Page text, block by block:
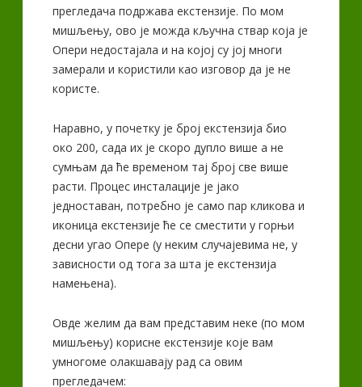
прегледача подржава екстензије. По мом
мишљењу, ово је можда кључна ствар која је
Опери недостајала и на којој су јој многи
замерали и користили као изговор да је не
користе.
Наравно, у почетку је број екстензија био
око 200, сада их је скоро дупло више а не
сумњам да ће временом тај број све више
расти. Процес инсталације је јако
једноставан, потребно је само пар кликова и
иконица екстензије ће се сместити у горњи
десни угао Опере (у неким случајевима не, у
зависности од тога за шта је екстензија
намењена).
Овде желим да вам представим неке (по мом
мишљењу) корисне екстензије које вам
умногоме олакшавају рад са овим
прегледачем: